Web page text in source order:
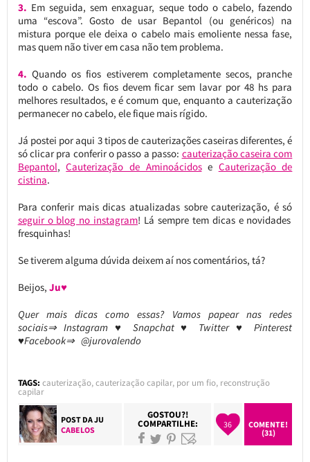
3. Em seguida, sem enxaguar, seque todo o cabelo, fazendo
uma “escova”. Gosto de usar Bepantol (ou genéricos) na
mistura porque ele deixa o cabelo mais emoliente nessa fase,
mas quem não tiver em casa não tem problema.
4. Quando os fios estiverem completamente secos, pranche
todo o cabelo. Os fios devem ficar sem lavar por 48 hs para
melhores resultados, e é comum que, enquanto a cauterização
permanecer no cabelo, ele fique mais rígido.
Já postei por aqui 3 tipos de cauterizações caseiras diferentes, é
só clicar pra conferir o passo a passo: cauterização caseira com
Bepantol,Cauterização de Aminoácidose Cauterização de
cistina.
Para conferir mais dicas atualizadas sobre cauterização, é só
seguir o blog no instagram! Lá sempre tem dicas e novidades
fresquinhas!
Se tiverem alguma dúvida deixem aí nos comentários, tá?
Beijos, Ju♥
Quer mais dicas como essas? Vamos papear nas redes
sociais⇒ Instagram ♥ Snapchat ♥ Twitter ♥ Pinterest
♥Facebook⇒ @jurovalendo
TAGS: cauterização,cauterização capilar, por um fio, reconstrução
capilar
POST DAJU
CABELOS
GOSTOU?!
COMPARTILHE: 36
COMENTE!
(31)